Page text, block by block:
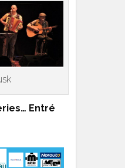
Entré